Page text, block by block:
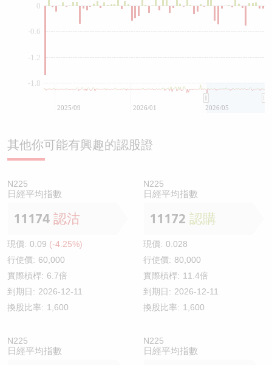
0
-1.8
-1.2
-0.6
2025/09 2026/01 2026/05
其他你可能有興趣的認股證
N225
日經平均指數
11174 認沽
現價: 0.09 (-4.25%)
行使價: 60,000
實際槓桿: 6.7倍
到期日: 2026-12-11
換股比率: 1,600
N225
日經平均指數
11172 認購
現價: 0.028
行使價: 80,000
實際槓桿: 11.4倍
到期日: 2026-12-11
換股比率: 1,600
N225
日經平均指數
N225
日經平均指數